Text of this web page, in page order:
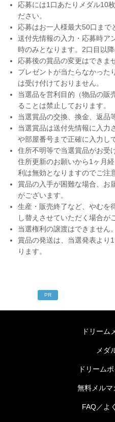
応募には1口あたりメダル10
ださい。
応募はお一人様最大50口まで
送付先情報の入力・応募時ア
時のみとなります。2口目以
応募後の賞品の変更はできま
プレゼントが当たらなかった
は受け付けておりません。
当選品を営利目的（物品の販
ることは禁止しております。
当選賞品の交換、換金、返品
当選賞品は送付先情報に入力
や部屋番号まで正確に入力し
住所不明等で当選賞品がお受
住所更新のお願いから1ヶ月
利は無効となりますのでご注
賞品の入手が困難な場合、お
がございます。
生産・販売終了など、やむを
し替えさせていただく場合が
当選権利の譲渡はできません。
賞品の発送は、当選発表より
ります。
PR
ドリーム
メダ
ドリーム
無料メル
FAQ／よ